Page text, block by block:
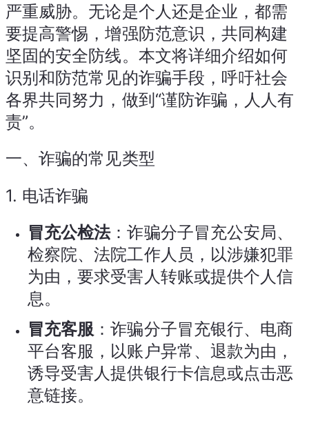
严重威胁。无论是个人还是企业，都需
要提高警惕，增强防范意识，共同构建
坚固的安全防线。本文将详细介绍如何
识别和防范常见的诈骗手段，呼吁社会
各界共同努力，做到“谨防诈骗，人人有
责”。
一、诈骗的常见类型
1. 电话诈骗
冒充公检法：诈骗分子冒充公安局、
检察院、法院工作人员，以涉嫌犯罪
为由，要求受害人转账或提供个人信
息。
冒充客服 ：诈骗分子冒充银行、电商
平台客服，以账户异常、退款为由，
诱导受害人提供银行卡信息或点击恶
意链接。